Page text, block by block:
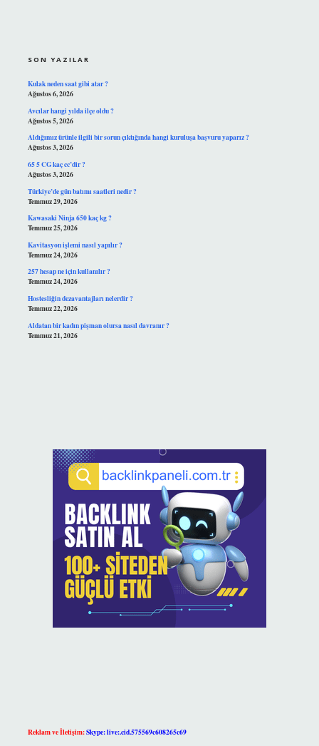
SON YAZILAR
Kulak neden saat gibi atar ?
Ağustos 6, 2026
Avcılar hangi yılda ilçe oldu ?
Ağustos 5, 2026
Aldığımız ürünle ilgili bir sorun çıktığında hangi kuruluşa başvuru yaparız ?
Ağustos 3, 2026
65 5 CG kaç cc’dir ?
Ağustos 3, 2026
Türkiye’de gün batımı saatleri nedir ?
Temmuz 29, 2026
Kawasaki Ninja 650 kaç kg ?
Temmuz 25, 2026
Kavitasyon işlemi nasıl yapılır ?
Temmuz 24, 2026
257 hesap ne için kullanılır ?
Temmuz 24, 2026
Hostesliğin dezavantajları nelerdir ?
Temmuz 22, 2026
Aldatan bir kadın pişman olursa nasıl davranır ?
Temmuz 21, 2026
Reklam ve İletişim:Skype: live:.cid.575569c608265c69